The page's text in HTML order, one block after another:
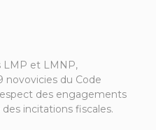
LMP et LMNP,
novovicies du Code
des engagements
incitations fiscales.